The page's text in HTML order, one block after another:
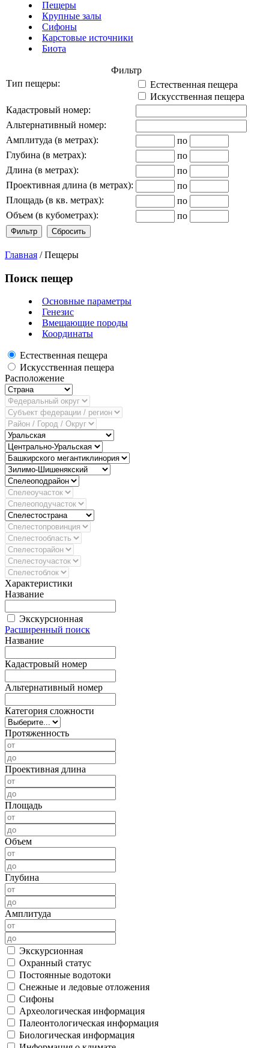
Пещеры
Крупные залы
Сифоны
Карстовые источники
Биота
Фильтр
Тип пещеры:
Естественная пещера
Искусственная пещера
Кадастровый номер:
Альтернативный номер:
Амплитуда (в метрах):
по
Глубина (в метрах):
по
Длина (в метрах):
по
Проективная длина (в метрах):
по
Площадь (в кв. метрах):
по
Объем (в кубометрах):
по
Главная / Пещеры
Поиск пещер
Основные параметры
Генезис
Вмещающие породы
Координаты
Естественная пещера
Искусственная пещера
Расположение
Характеристики
Название
Экскурсионная
Расширенный поиск
Название
Кадастровый номер
Альтернативный номер
Категория сложности
Протяженность
Проективная длина
Площадь
Объем
Глубина
Амплитуда
Экскурсионная
Охранный статус
Постоянные водотоки
Снежные и ледовые отложения
Сифоны
Археологическая информация
Палеонтологическая информация
Биологическая информация